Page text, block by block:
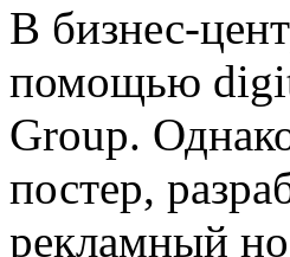
В бизнес-
помощью
Group.
постер,
рекламный